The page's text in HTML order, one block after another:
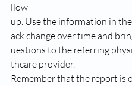
llow-
up. Use the information in
ack change over time and
uestions to the referring
thcare provider.
Remember that the report is